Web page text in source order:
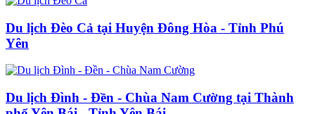
Du lịch Đèo Cả tại Huyện Đông Hòa - Tỉnh Phú
Yên
Du lịch Đình - Đền - Chùa Nam Cường tại Thành